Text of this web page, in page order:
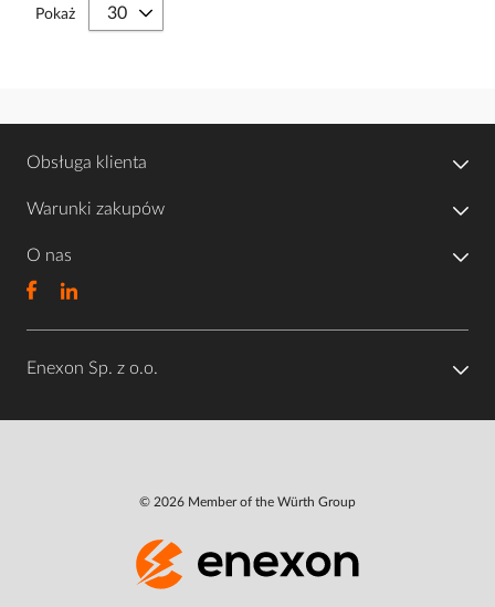
Pokaż
Obsługa klienta
Warunki zakupów
O nas
Enexon Sp. z o.o.
© 2026 Member of the Würth Group